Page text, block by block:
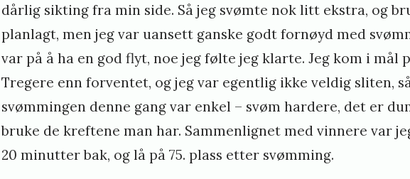
dårlig sikting fra min side. Så jeg svømte nok litt ekstra, og
planlagt, men jeg var uansett ganske godt fornøyd med
var på å ha en god flyt, noe jeg følte jeg klarte. Jeg kom i mål
Tregere enn forventet, og jeg var egentlig ikke veldig sliten,
svømmingen denne gang var enkel – svøm hardere, det er
bruke de kreftene man har. Sammenlignet med vinnere var
20 minutter bak, og lå på 75. plass etter svømming.